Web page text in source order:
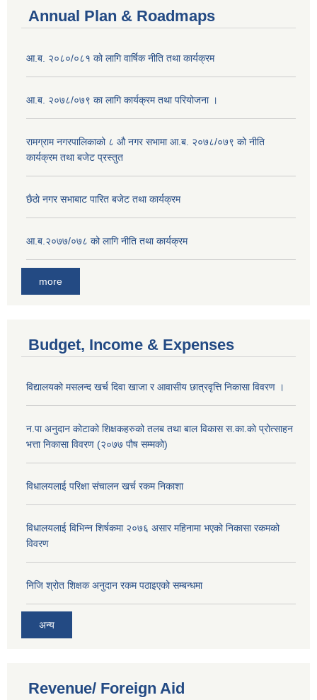
Annual Plan & Roadmaps
आ.ब. २०८०/०८१ को लागि वार्षिक नीति तथा कार्यक्रम
आ.ब. २०७८/०७९ का लागि कार्यक्रम तथा परियोजना ।
‍रामग्राम नगरपालिकाको ८ औ नगर सभामा आ‍.ब. २०७८/०७९ को नीति
कार्यक्रम तथा बजेट प्रस्तुत
छै‌ठाे नगर सभाबाट पारित बजेट तथा कार्यक्रम
आ.ब.२०७७/०७८ को लागि नीति तथा कार्यक्रम
more
Budget, Income & Expenses
विद्यालयको मसलन्द खर्च दिवा खाजा र आवासीय छात्रवृत्ति निकासा विवरण ।
न.पा अनुदान कोटाको शिक्षकहरुको तलब तथा बाल विकास स.का.काे प्रोत्साहन
भत्ता निकासा विवरण (२०७७ पौष सम्मको)
विधालयलाई परिक्षा स‌ंचालन खर्च रकम निकाशा
विधालयलाई विभिन्न शिर्षकमा २०७६ असार महिनामा भएको निकासा रकमको
विवरण
निजि श्रोत शिक्षक अनुदान रकम पठाइएको सम्बन्धमा
अन्य
Revenue/ Foreign Aid